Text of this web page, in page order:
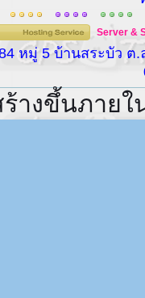
Server &
หมู่ 5 บ้านสระบัว
างขึ้นภายใ